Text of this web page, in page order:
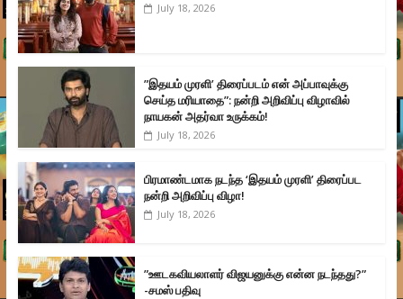
July 18, 2026
”இதயம் முரளி’ திரைப்படம் என் அப்பாவுக்கு
செய்த மரியாதை”: நன்றி அறிவிப்பு விழாவில்
நாயகன் அதர்வா உருக்கம்!
July 18, 2026
பிரமாண்டமாக நடந்த ‘இதயம் முரளி’ திரைப்பட
நன்றி அறிவிப்பு விழா!
July 18, 2026
”ஊடகவியலாளர் விஜயனுக்கு என்ன நடந்தது?”
-சமஸ் பதிவு